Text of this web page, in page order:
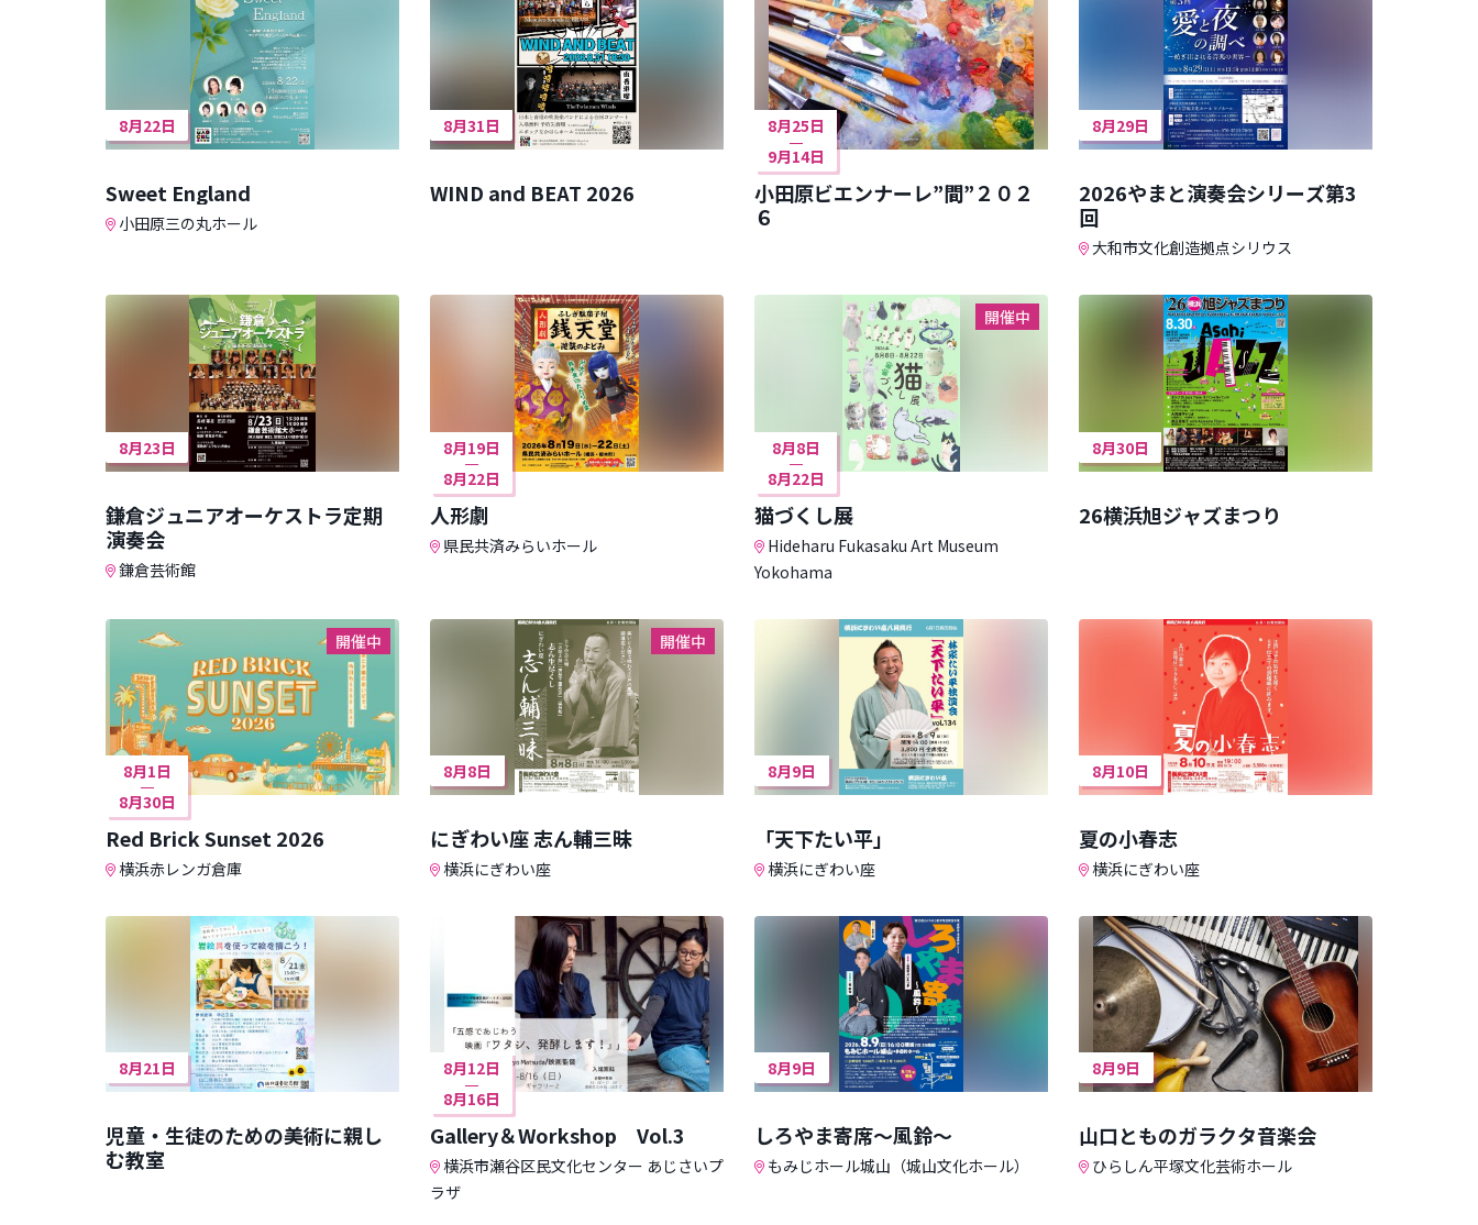
8月22日
Sweet England
小田原三の丸ホール
8月31日
WIND and BEAT 2026
8月25日
9月14日
小田原ビエンナーレ”間”２０２
６
8月29日
2026やまと演奏会シリーズ第3
回
大和市文化創造拠点シリウス
8月23日
鎌倉ジュニアオーケストラ定期
演奏会
鎌倉芸術館
8月19日
8月22日
人形劇
県民共済みらいホール
開催中
8月8日
8月22日
猫づくし展
Hideharu Fukasaku Art Museum
Yokohama
8月30日
26横浜旭ジャズまつり
開催中
8月1日
8月30日
Red Brick Sunset 2026
横浜赤レンガ倉庫
開催中
8月8日
にぎわい座 志ん輔三昧
横浜にぎわい座
8月9日
「天下たい平」
横浜にぎわい座
8月10日
夏の小春志
横浜にぎわい座
8月21日
児童・生徒のための美術に親し
む教室
8月12日
8月16日
Gallery＆Workshop Vol.3
横浜市瀬谷区民文化センター あじさいプ
ラザ
8月9日
しろやま寄席～風鈴～
もみじホール城山（城山文化ホール）
8月9日
山口とものガラクタ音楽会
ひらしん平塚文化芸術ホール